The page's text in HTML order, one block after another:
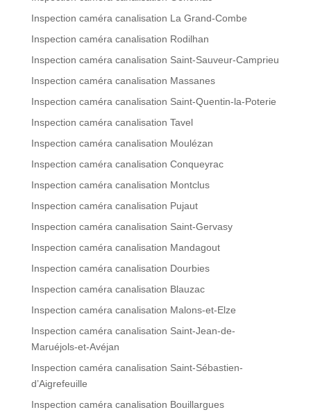
Inspection caméra canalisation La Grand-Combe
Inspection caméra canalisation Rodilhan
Inspection caméra canalisation Saint-Sauveur-Camprieu
Inspection caméra canalisation Massanes
Inspection caméra canalisation Saint-Quentin-la-Poterie
Inspection caméra canalisation Tavel
Inspection caméra canalisation Moulézan
Inspection caméra canalisation Conqueyrac
Inspection caméra canalisation Montclus
Inspection caméra canalisation Pujaut
Inspection caméra canalisation Saint-Gervasy
Inspection caméra canalisation Mandagout
Inspection caméra canalisation Dourbies
Inspection caméra canalisation Blauzac
Inspection caméra canalisation Malons-et-Elze
Inspection caméra canalisation Saint-Jean-de-
Maruéjols-et-Avéjan
Inspection caméra canalisation Saint-Sébastien-
d’Aigrefeuille
Inspection caméra canalisation Bouillargues